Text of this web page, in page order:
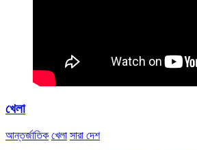
খেলা
আন্তর্জাতিক খেলা সারা দেশ